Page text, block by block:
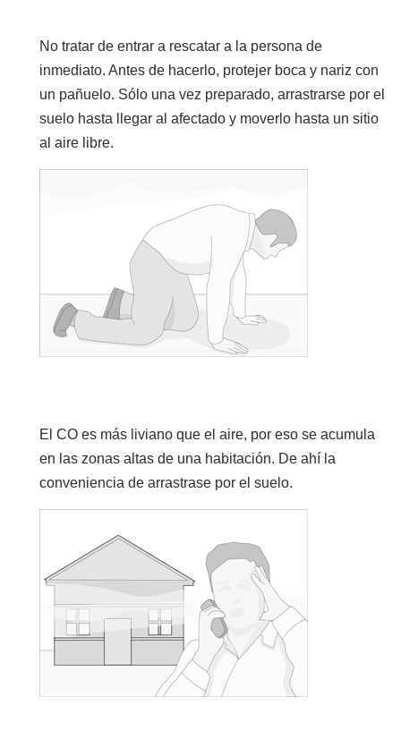
No tratar de entrar a rescatar a la persona de
inmediato. Antes de hacerlo, protejer boca y nariz con
un pañuelo. Sólo una vez preparado, arrastrarse por el
suelo hasta llegar al afectado y moverlo hasta un sitio
al aire libre.
El CO es más liviano que el aire, por eso se acumula
en las zonas altas de una habitación. De ahí la
conveniencia de arrastrase por el suelo.